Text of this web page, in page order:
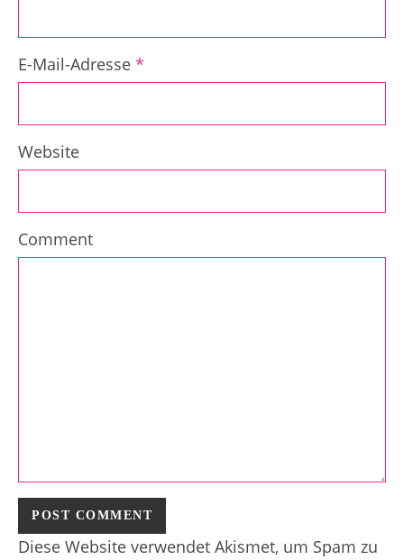
E-Mail-Adresse *
Website
Comment
Diese Website verwendet Akismet, um Spam zu